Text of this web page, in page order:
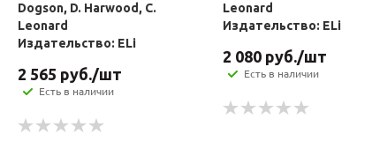
Dogson, D. Harwood, C.
Leonard
Издательство: ELi
2 565 руб./шт
Есть в наличии
Leonard
Издательство: ELi
2 080 руб./шт
Есть в наличии